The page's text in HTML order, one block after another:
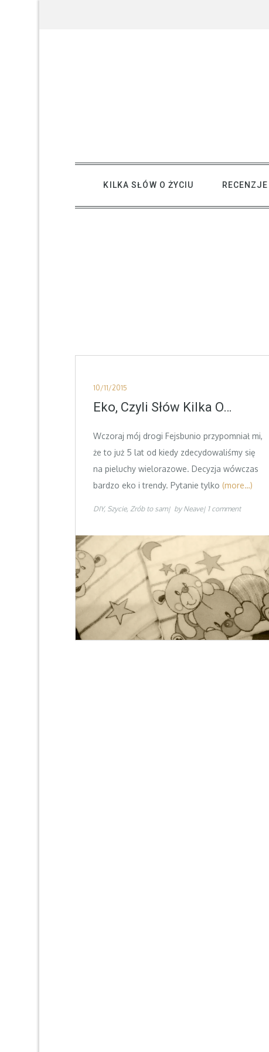
KILKA SŁÓW O ŻYCIU RECENZJE
Posted
on
10/11/2015
Eko, Czyli Słów Kilka O…
Wczoraj mój drogi Fejsbunio przypomniał mi,
że to już 5 lat od kiedy zdecydowaliśmy się
na pieluchy wielorazowe. Decyzja wówczas
bardzo eko i trendy. Pytanie tylko (more…)
DIY Szycie Zrób to sam by Neave 1 comment